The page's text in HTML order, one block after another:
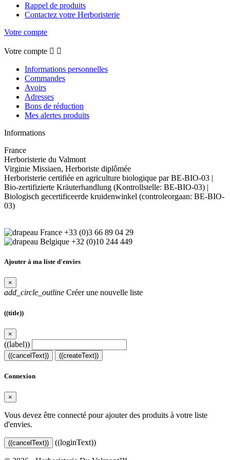
Rappel de produits
Contactez votre Herboristerie
Votre compte
Votre compte  
Informations personnelles
Commandes
Avoirs
Adresses
Bons de réduction
Mes alertes produits
Informations
France
Herboristerie du Valmont
Virginie Missiaen, Herboriste diplômée
Herboristerie certifiée en agriculture biologique par BE-BIO-03 |
Bio-zertifizierte Kräuterhandlung (Kontrollstelle: BE-BIO-03) |
Biologisch gecertificeerde kruidenwinkel (controleorgaan: BE-BIO-
03)
+33 (0)3 66 89 04 29
+32 (0)10 244 449
Ajouter à ma liste d'envies
×
add_circle_outline Créer une nouvelle liste
((title))
×
((label))
((cancelText)) ((createText))
Connexion
×
Vous devez être connecté pour ajouter des produits à votre liste
d'envies.
((cancelText)) ((loginText))